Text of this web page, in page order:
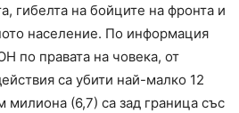
гибелта на бойците на фронта и
население. По информация
по правата на човека, от
са убити най-малко 12
(6,7) са зад граница със